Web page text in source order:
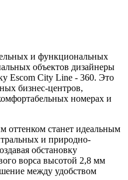
и функциональных
объектов дизайнеры
Escom City Line - 360. Это
бизнес-центров,
номерах и
оттенком станет идеальным
и природно-
обстановку
ворса высотой 2,8 мм
между удобством